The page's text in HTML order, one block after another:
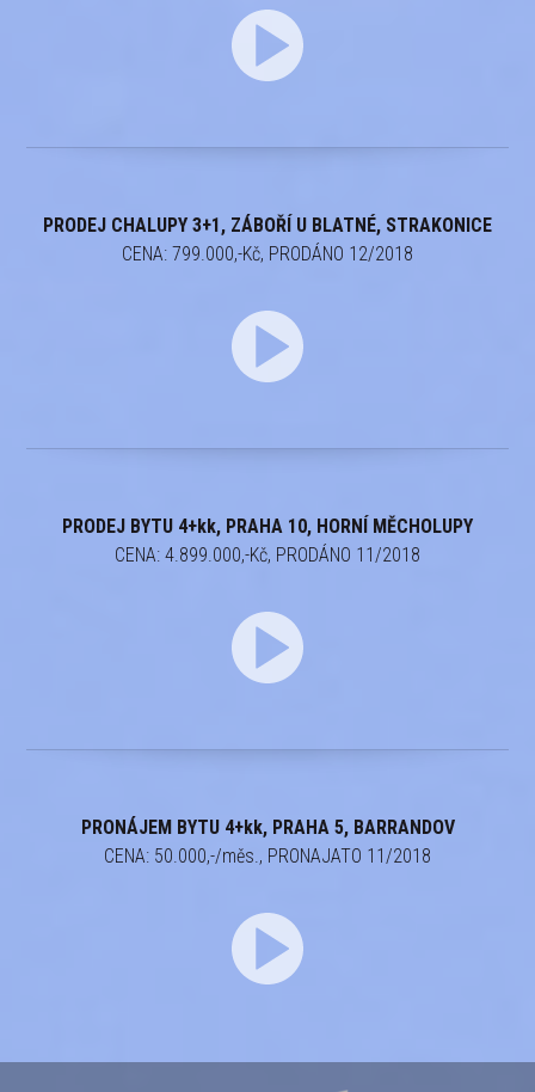
PRODEJ CHALUPY 3+1, ZÁBOŘÍ U BLATNÉ, STRAKONICE
CENA: 799.000,-Kč, PRODÁNO 12/2018
PRODEJ BYTU 4+kk, PRAHA 10, HORNÍ MĚCHOLUPY
CENA: 4.899.000,-Kč, PRODÁNO 11/2018
PRONÁJEM BYTU 4+kk, PRAHA 5, BARRANDOV
CENA: 50.000,-/měs., PRONAJATO 11/2018